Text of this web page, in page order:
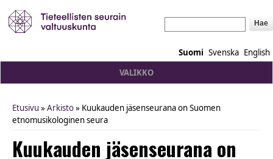
Suomi Svenska English
VALIKKO
You are here
Etusivu»Arkisto» Kuukauden jäsenseurana on Suomen
etnomusikologinen seura
Kuukauden jäsenseurana on